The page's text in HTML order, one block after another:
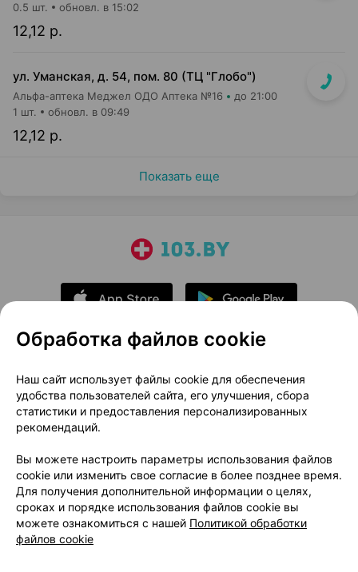
12,12 р.
0.5 шт. обновл. в 15:02
ул. Уманская, д. 54, пом. 80 (ТЦ "Глобо")
Альфа-аптека Меджел ОДО Аптека №16 до 21:00
12,12 р.
1 шт. обновл. в 09:49
Показать еще
О проекте
Новости проекта
Размещение рекламы
Медицинский маркетинг
Публичный договор
Доставка
Способы оплаты
Вакансии
Партнеры
Написать руководителю 103.by
Написать в поддержку
Персональные настройки Cookie
Обработка файлов cookie
Наш сайт использует файлы cookie для обеспечения
удобства пользователей сайта, его улучшения, сбора
статистики и предоставления персонализированных
рекомендаций.
Вы можете настроить параметры использования файлов
cookie или изменить свое согласие в более позднее время.
Для получения дополнительной информации о целях,
сроках и порядке использования файлов cookie вы
можете ознакомиться с нашей Политикой обработки
файлов cookie